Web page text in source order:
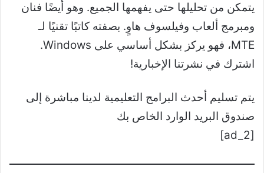
يتمكن من تحليلها حتى يفهمها الجميع. وهو أيضًا فنان
ومبرمج ألعاب وفيلسوف هاوٍ. بصفته كاتبًا تقنيًا لـ
MTE، فهو يركز بشكل أساسي على Windows.
اشترك في نشرتنا الإخبارية!
يتم تسليم أحدث البرامج التعليمية لدينا مباشرة إلى
صندوق البريد الوارد الخاص بك
[ad_2]